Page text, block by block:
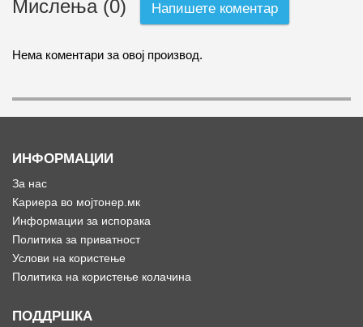
Мислења (0) Напишете коментар
Нема коментари за овој производ.
ИНФОРМАЦИИ
За нас
Кариера во мојтонер.мк
Информации за испорака
Политика за приватност
Услови на користење
Политика на користење колачина
ПОДДРШКА